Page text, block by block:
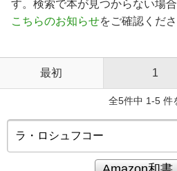
す。検索で本が見つからない場
こちらのお知らせをご確認くださ
最初 1
全5件中 1-5 件